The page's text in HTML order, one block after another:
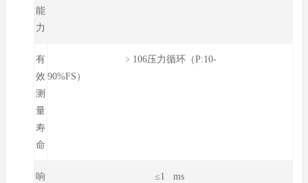
能
力
有
效
测
量
寿
命
﹥106压力循环（P:10-
90%FS）
响
≤1 ms